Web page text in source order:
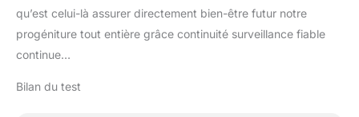
qu’est celui-là assurer directement bien-être futur notre
progéniture tout entière grâce continuité surveillance fiable
continue…
Bilan du test